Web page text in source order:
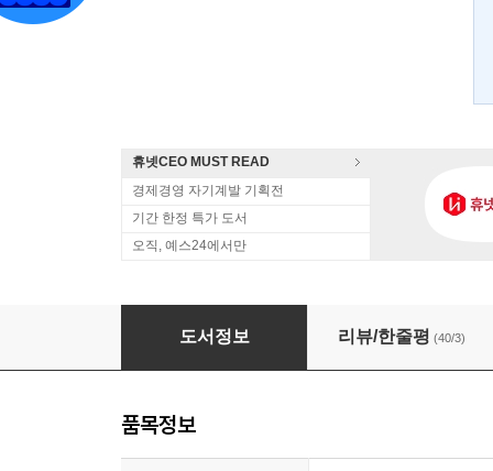
휴넷CEO MUST READ
경제경영 자기계발 기획전
기간 한정 특가 도서
오직, 예스24에서만
마켓 3.0
도서정보 리뷰/한줄평 (40/3)
품목정보